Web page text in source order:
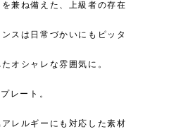
兼ね備えた、上級者の存在
スは日常づかいにもピッタ
オシャレな雰囲気に。
レート。
レルギーにも対応した素材